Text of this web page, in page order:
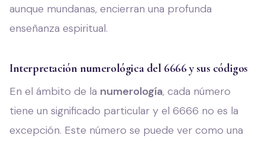
aunque mundanas, encierran una profunda
enseñanza espiritual.
Interpretación numerológica del 6666 y sus códigos
En el ámbito de la numerología, cada número
tiene un significado particular y el 6666 no es la
excepción. Este número se puede ver como una